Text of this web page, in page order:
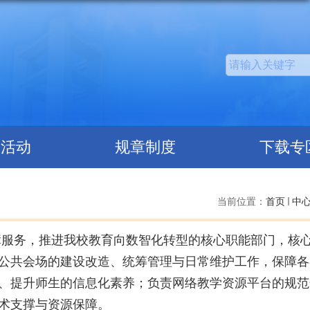
动 规章制度 下载专
当前位置： 首页 中
务，推进我校教育向数智化转型的核心职能部门，核
会场的建设改造、统筹管理与日常维护工作，保障
升师生的信息化素养；负责网络教学资源平台的规
支撑与资源保障。